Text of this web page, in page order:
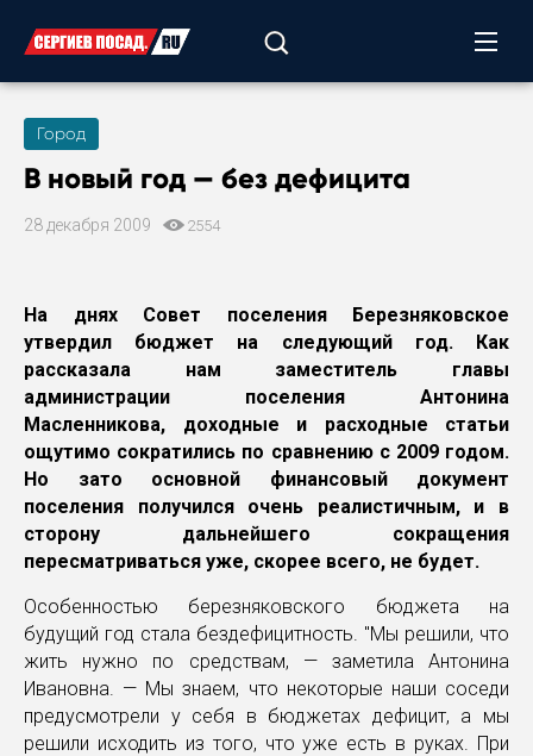
Город
В новый год — без дефицита
28 декабря 2009 2554
На днях Совет поселения Березняковское
утвердил бюджет на следующий год. Как
рассказала нам заместитель главы
администрации поселения Антонина
Масленникова, доходные и расходные статьи
ощутимо сократились по сравнению с 2009 годом.
Но зато основной финансовый документ
поселения получился очень реалистичным, и в
сторону дальнейшего сокращения
пересматриваться уже, скорее всего, не будет.
Особенностью березняковского бюджета на
будущий год стала бездефицитность. "Мы решили, что
жить нужно по средствам, — заметила Антонина
Ивановна. — Мы знаем, что некоторые наши соседи
предусмотрели у себя в бюджетах дефицит, а мы
решили исходить из того, что уже есть в руках. При